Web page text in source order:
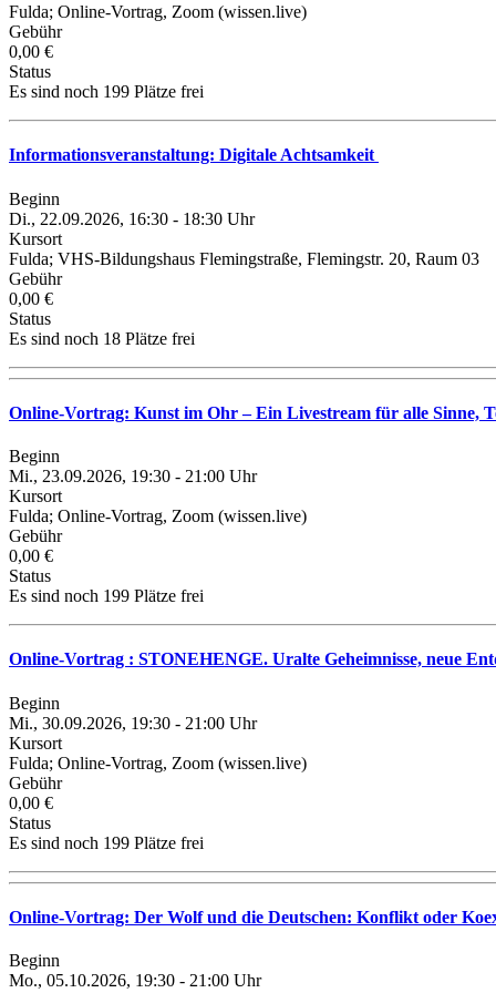
Fulda; Online-Vortrag, Zoom (wissen.live)
Gebühr
0,00 €
Status
Es sind noch 199 Plätze frei
Informationsveranstaltung: Digitale Achtsamkeit
Beginn
Di., 22.09.2026, 16:30 - 18:30 Uhr
Kursort
Fulda; VHS-Bildungshaus Flemingstraße, Flemingstr. 20, Raum 03
Gebühr
0,00 €
Status
Es sind noch 18 Plätze frei
Online-Vortrag: Kunst im Ohr – Ein Livestream für alle Sinne,
Beginn
Mi., 23.09.2026, 19:30 - 21:00 Uhr
Kursort
Fulda; Online-Vortrag, Zoom (wissen.live)
Gebühr
0,00 €
Status
Es sind noch 199 Plätze frei
Online-Vortrag : STONEHENGE. Uralte Geheimnisse, neue
Beginn
Mi., 30.09.2026, 19:30 - 21:00 Uhr
Kursort
Fulda; Online-Vortrag, Zoom (wissen.live)
Gebühr
0,00 €
Status
Es sind noch 199 Plätze frei
Online-Vortrag: Der Wolf und die Deutschen: Konflikt oder
Beginn
Mo., 05.10.2026, 19:30 - 21:00 Uhr